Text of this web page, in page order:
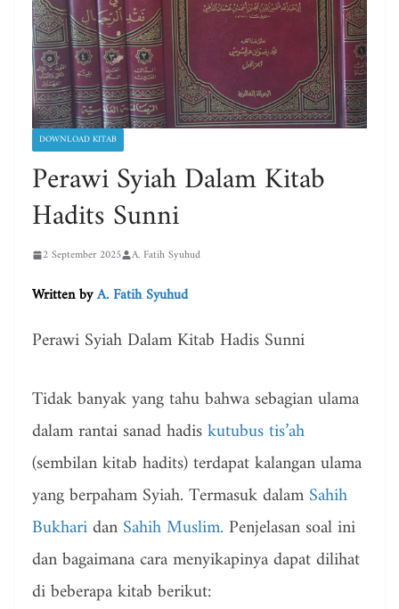
DOWNLOAD KITAB
Perawi Syiah Dalam Kitab
Hadits Sunni
2 September 2025 A. Fatih Syuhud
Written byA. Fatih Syuhud
Perawi Syiah Dalam Kitab Hadis Sunni
Tidak banyak yang tahu bahwa sebagian ulama
dalam rantai sanad hadiskutubus tis’ah
(sembilan kitab hadits) terdapat kalangan ulama
yang berpaham Syiah. Termasuk dalam Sahih
Bukharidan Sahih Muslim. Penjelasan soal ini
dan bagaimana cara menyikapinya dapat dilihat
di beberapa kitab berikut: